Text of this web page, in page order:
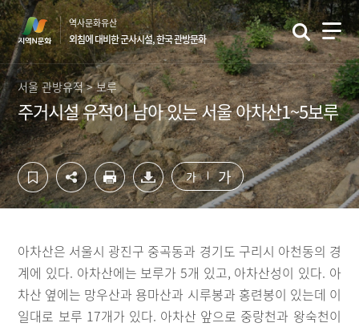
컨
텐
츠
영
역
바
로
가
기
하
단
영
역
바
로
가
기
역사문화유산
외침에 대비한 군사시설, 한국 관방문화
서울 관방유적 > 보루
주거시설 유적이 남아 있는 서울 아차산1~5보루
가 가
아차산은 서울시 광진구 중곡동과 경기도 구리시 아천동의 경
계에 있다. 아차산에는 보루가 5개 있고, 아차산성이 있다. 아
차산 옆에는 망우산과 용마산과 시루봉과 홍련봉이 있는데 이
일대로 보루 17개가 있다. 아차산 앞으로 중랑천과 왕숙천이